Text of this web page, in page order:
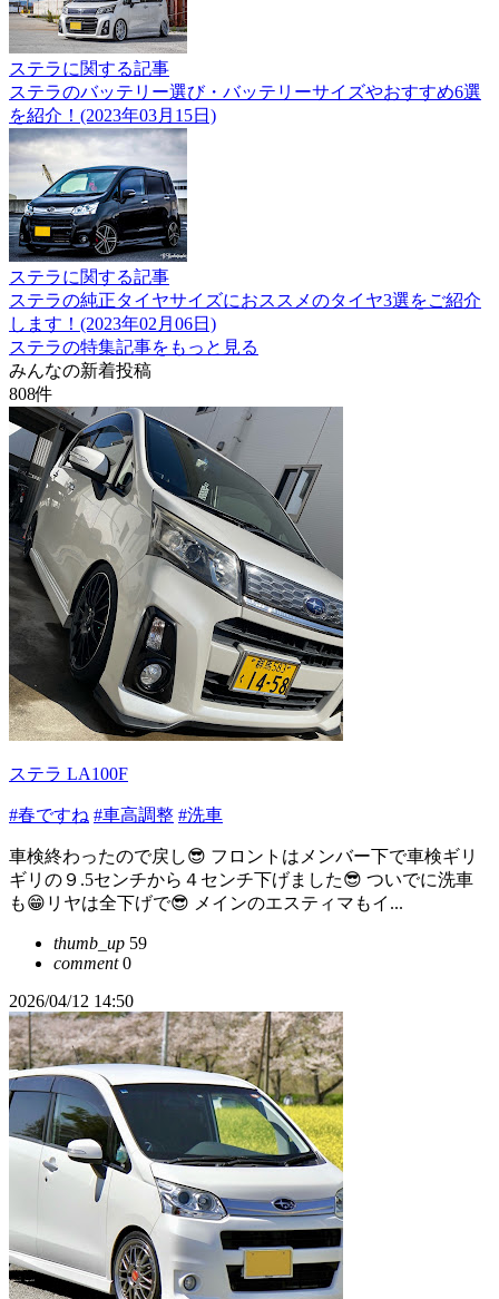
ステラに関する記事
ステラのバッテリー選び・バッテリーサイズやおすすめ6選
を紹介！(2023年03月15日)
ステラに関する記事
ステラの純正タイヤサイズにおススメのタイヤ3選をご紹介
します！(2023年02月06日)
ステラの特集記事をもっと見る
みんなの新着投稿
808件
ステラ LA100F
#春ですね #車高調整 #洗車
車検終わったので戻し😎 フロントはメンバー下で車検ギリ
ギリの９.5センチから４センチ下げました😎 ついでに洗車
も😁リヤは全下げで😎 メインのエスティマもイ...
thumb_up 59
comment0
2026/04/12 14:50